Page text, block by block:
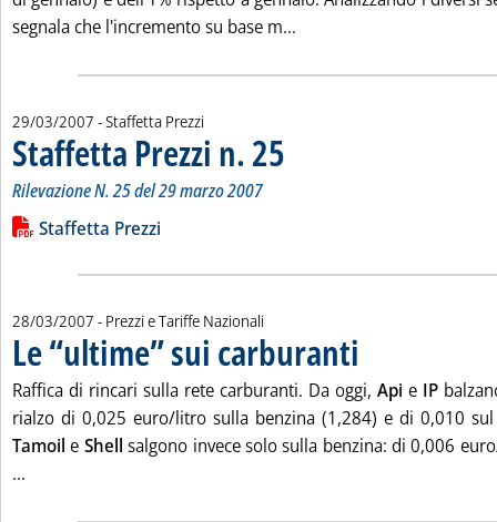
segnala che l'incremento su base m...
29/03/2007 - Staffetta Prezzi
Staffetta Prezzi n. 25
Rilevazione N. 25 del 29 marzo 2007
Leggi tutta la notizia: 'Staffetta Prezzi n. 25'
Lista allegati PDF alla notizia
Staffetta Prezzi
28/03/2007 - Prezzi e Tariffe Nazionali
Le “ultime” sui carburanti
Raffica di rincari sulla rete carburanti. Da oggi, Api e IP
rialzo di 0,025 euro/litro sulla benzina (1,284) e di 0,010
Tamoil e Shell salgono invece solo sulla benzina: di 0,006
...